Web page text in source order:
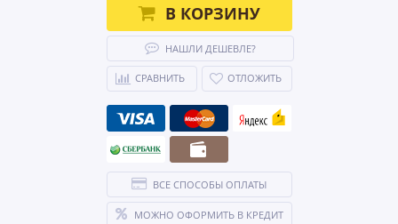
В КОРЗИНУ
НАШЛИ ДЕШЕВЛЕ?
СРАВНИТЬ ОТЛОЖИТЬ
ВСЕ СПОСОБЫ ОПЛАТЫ
МОЖНО ОФОРМИТЬ В КРЕДИТ